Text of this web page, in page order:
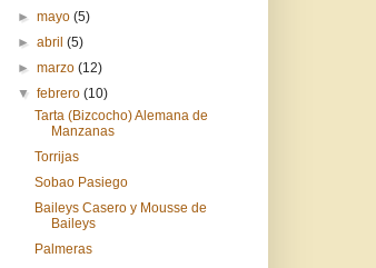
►mayo(5)
►abril(5)
►marzo(12)
▼febrero(10)
Tarta (Bizcocho) Alemana de
Manzanas
Torrijas
Sobao Pasiego
Baileys Casero y Mousse de
Baileys
Palmeras